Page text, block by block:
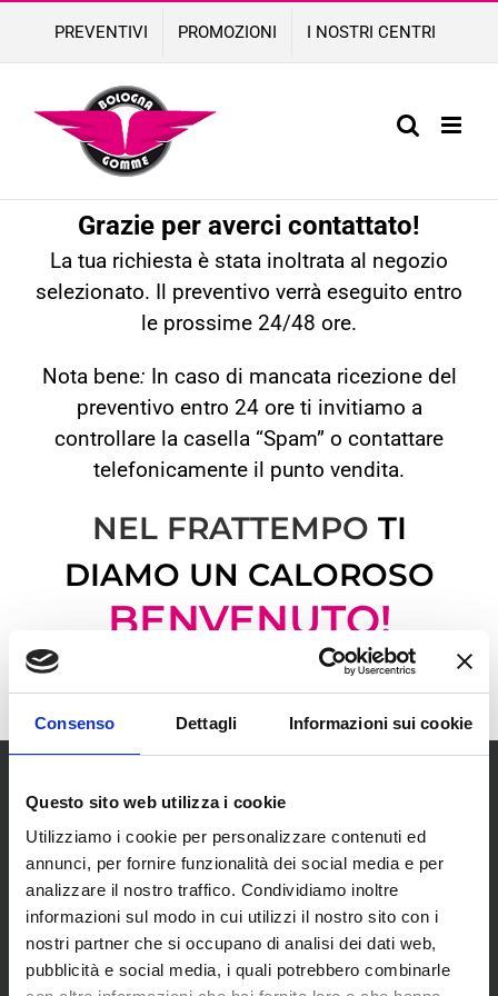
Consenso Dettagli Informazioni sui cookie
Questo sito web utilizza i cookie
Utilizziamo i cookie per personalizzare contenuti ed
annunci, per fornire funzionalità dei social media e per
analizzare il nostro traffico. Condividiamo inoltre
informazioni sul modo in cui utilizzi il nostro sito con i
nostri partner che si occupano di analisi dei dati web,
pubblicità e social media, i quali potrebbero combinarle
content
PREVENTIVI PROMOZIONI I NOSTRI CENTRI
Grazie per averci contattato!
La tua richiesta è stata inoltrata al negozio
selezionato.
Il preventivo verrà eseguito entro
le prossime 24/48 ore.
Nota bene: In caso di mancata ricezione del
preventivo entro 24 ore ti invitiamo a
controllare la casella “Spam” o contattare
telefonicamente il punto vendita.
NEL FRATTEMPO TI
DIAMO UN CALOROSO
BENVENUTO!
I NOSTRI NEGOZI